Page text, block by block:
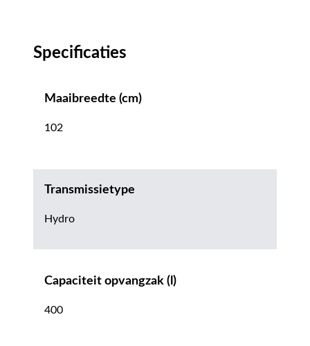
Specificaties
Maaibreedte (cm)
102
Transmissietype
Hydro
Capaciteit opvangzak (l)
400